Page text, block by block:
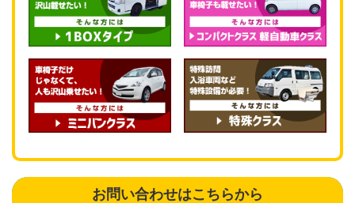
お問い合わせはこちらから